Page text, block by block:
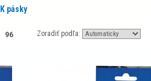
pásky
96 Zoradiť podľa: